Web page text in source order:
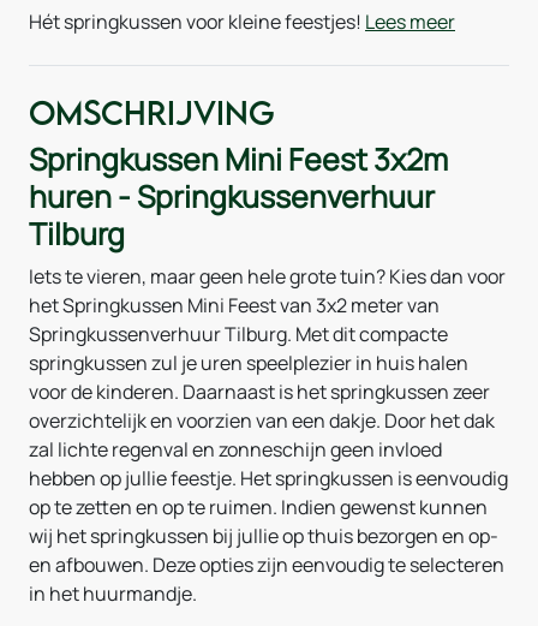
Hét springkussen voor kleine feestjes! Lees meer
Omschrijving
Springkussen Mini Feest 3x2m
huren - Springkussenverhuur
Tilburg
Iets te vieren, maar geen hele grote tuin? Kies dan voor
het Springkussen Mini Feest van 3x2 meter van
Springkussenverhuur Tilburg. Met dit compacte
springkussen zul je uren speelplezier in huis halen
voor de kinderen. Daarnaast is het springkussen zeer
overzichtelijk en voorzien van een dakje. Door het dak
zal lichte regenval en zonneschijn geen invloed
hebben op jullie feestje. Het springkussen is eenvoudig
op te zetten en op te ruimen. Indien gewenst kunnen
wij het springkussen bij jullie op thuis bezorgen en op-
en afbouwen. Deze opties zijn eenvoudig te selecteren
in het huurmandje.